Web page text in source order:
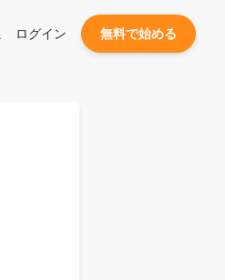
ログイン 無料で始める